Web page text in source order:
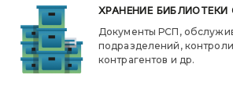
ХРАНЕНИЕ БИБЛИОТЕКИ
Документы РСП,
подразделений,
контрагентов и др.